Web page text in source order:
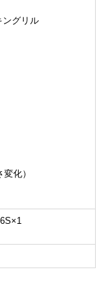
ングリル
化）